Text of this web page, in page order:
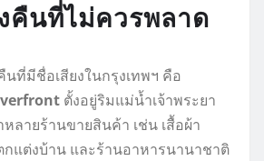
คืนที่ไม่ควรพลาด
ที่มีชื่อเสียงในกรุงเทพฯ คือ
ตั้งอยู่ริมแม่น้ำเจ้าพระยา
ลายร้านขายสินค้า เช่น เสื้อผ้า
กแต่งบ้าน และร้านอาหารนานาชาติ